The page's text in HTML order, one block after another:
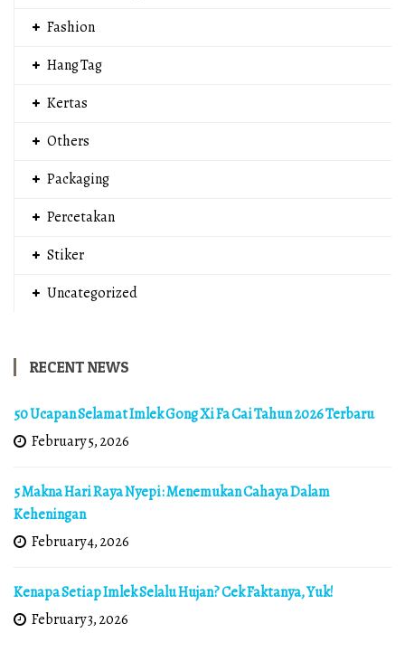
Fashion
Hang Tag
Kertas
Others
Packaging
Percetakan
Stiker
Uncategorized
RECENT NEWS
50 Ucapan Selamat Imlek Gong Xi Fa Cai Tahun 2026 Terbaru
February 5, 2026
5 Makna Hari Raya Nyepi: Menemukan Cahaya Dalam
Keheningan
February 4, 2026
Kenapa Setiap Imlek Selalu Hujan? Cek Faktanya, Yuk!
February 3, 2026